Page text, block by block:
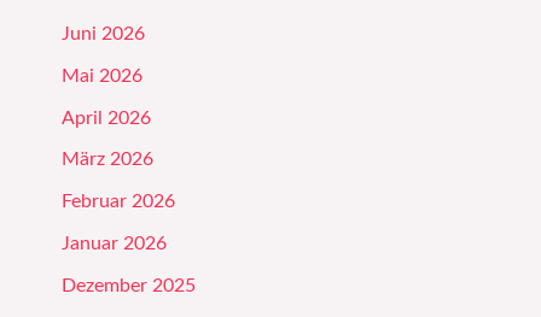
Juni 2026
Mai 2026
April 2026
März 2026
Februar 2026
Januar 2026
Dezember 2025